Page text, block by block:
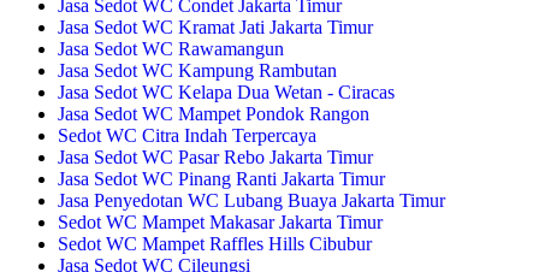
Jasa Sedot WC Condet Jakarta Timur
Jasa Sedot WC Kramat Jati Jakarta Timur
Jasa Sedot WC Rawamangun
Jasa Sedot WC Kampung Rambutan
Jasa Sedot WC Kelapa Dua Wetan - Ciracas
Jasa Sedot WC Mampet Pondok Rangon
Sedot WC Citra Indah Terpercaya
Jasa Sedot WC Pasar Rebo Jakarta Timur
Jasa Sedot WC Pinang Ranti Jakarta Timur
Jasa Penyedotan WC Lubang Buaya Jakarta Timur
Sedot WC Mampet Makasar Jakarta Timur
Sedot WC Mampet Raffles Hills Cibubur
Jasa Sedot WC Cileungsi